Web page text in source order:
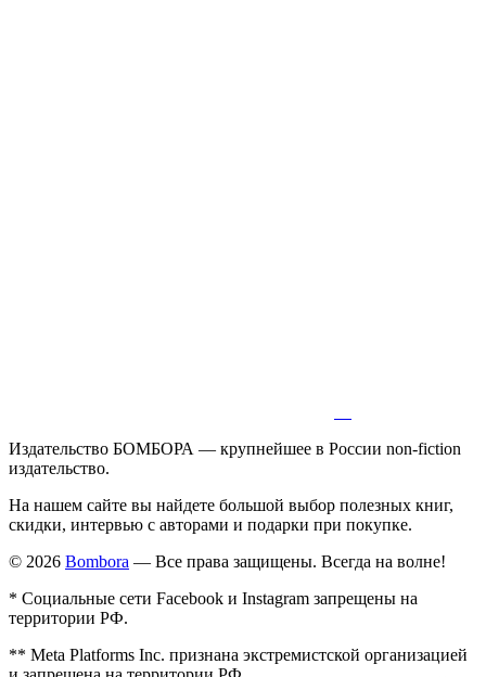
Издательство БОМБОРА — крупнейшее в России non-fiction
издательство.
На нашем сайте вы найдете большой выбор полезных книг,
скидки, интервью с авторами и подарки при покупке.
© 2026 Bombora — Все права защищены. Всегда на волне!
* Социальные сети Facebook и Instagram запрещены на
территории РФ.
** Meta Platforms Inc. признана экстремистской организацией